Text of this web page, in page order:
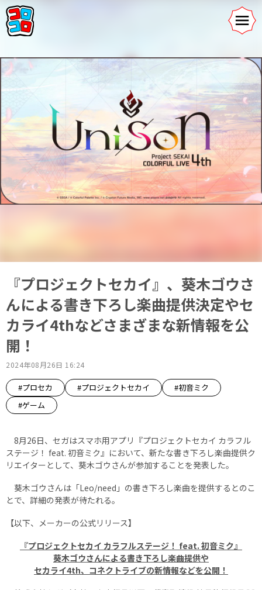
『プロジェクトセカイ』、葵木ゴウさ
んによる書き下ろし楽曲提供決定やセ
カライ4thなどさまざまな新情報を公
開！
2024年08月26日 16:24
#プロセカ #プロジェクトセカイ
#初音ミク
#ゲーム
8月26日、セガはスマホ用アプリ『プロジェクトセカイ カラフル
ステージ！ feat. 初音ミク』において、新たな書き下ろし楽曲提供ク
リエイターとして、葵木ゴウさんが参加することを発表した。
葵木ゴウさんは「Leo/need」の書き下ろし楽曲を提供するとのこ
とで、詳細の発表が待たれる。
【以下、メーカーの公式リリース】
『プロジェクトセカイ カラフルステージ！ feat. 初音ミク』
葵木ゴウさんによる書き下ろし楽曲提供や
セカライ4th、コネクトライブの新情報などを公開！